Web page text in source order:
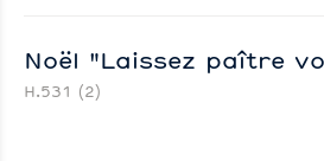
Noël "Laissez paître
H.531 (2)